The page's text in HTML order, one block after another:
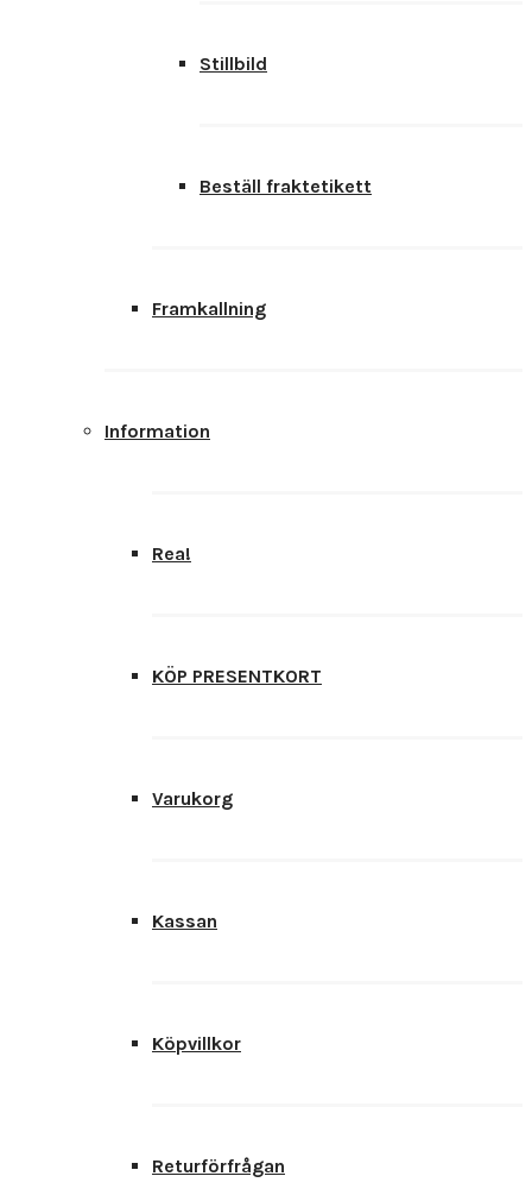
Stillbild
Beställ fraktetikett
Framkallning
Information
Rea!
KÖP PRESENTKORT
Varukorg
Kassan
Köpvillkor
Returförfrågan